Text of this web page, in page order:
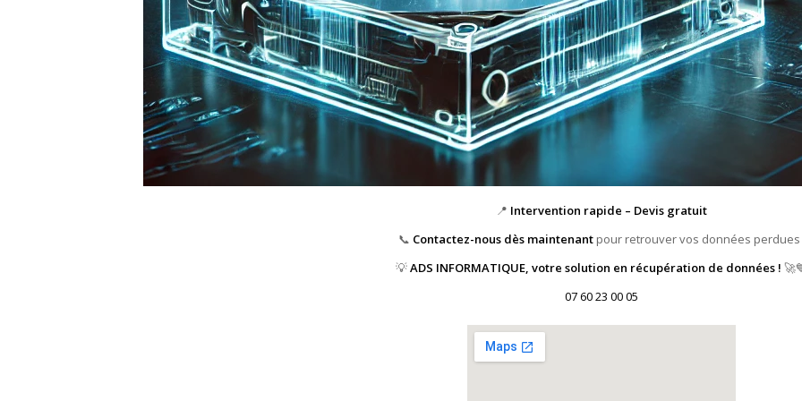
📍 Intervention rapide – Devis gratuit
📞 Contactez-nous dès maintenantpour retrouver vos données perdues
💡ADS INFORMATIQUE, votre solution en récupération de données !
07 60 23 00 05